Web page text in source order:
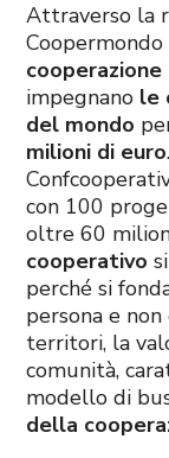
Attraverso la
cooperazione
impegnano le
del mondo
milioni di euro
con 100
oltre 60
cooperativo
perché si
persona e
territori, la
comunità,
modello di
della